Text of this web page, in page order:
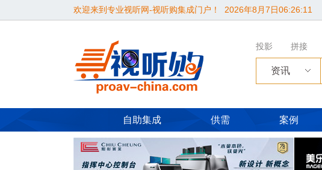
欢迎来到专业视听网-视听购集成门户！ 2026年8月7日06:26:12
投影 拼接
资讯
自助集成 供需 案例